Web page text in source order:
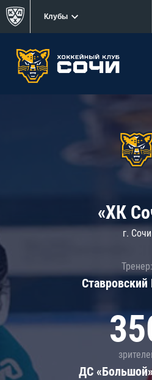
Клубы
«ХК
г. Сочи
Тренер:
Ставровский
ДС